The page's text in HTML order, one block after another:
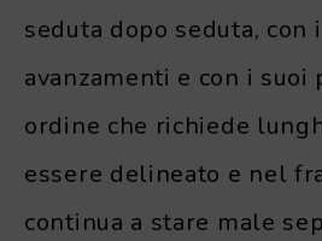
seduta dopo seduta, con
avanzamenti e con i suoi
ordine che richiede
essere delineato e nel
continua a stare male